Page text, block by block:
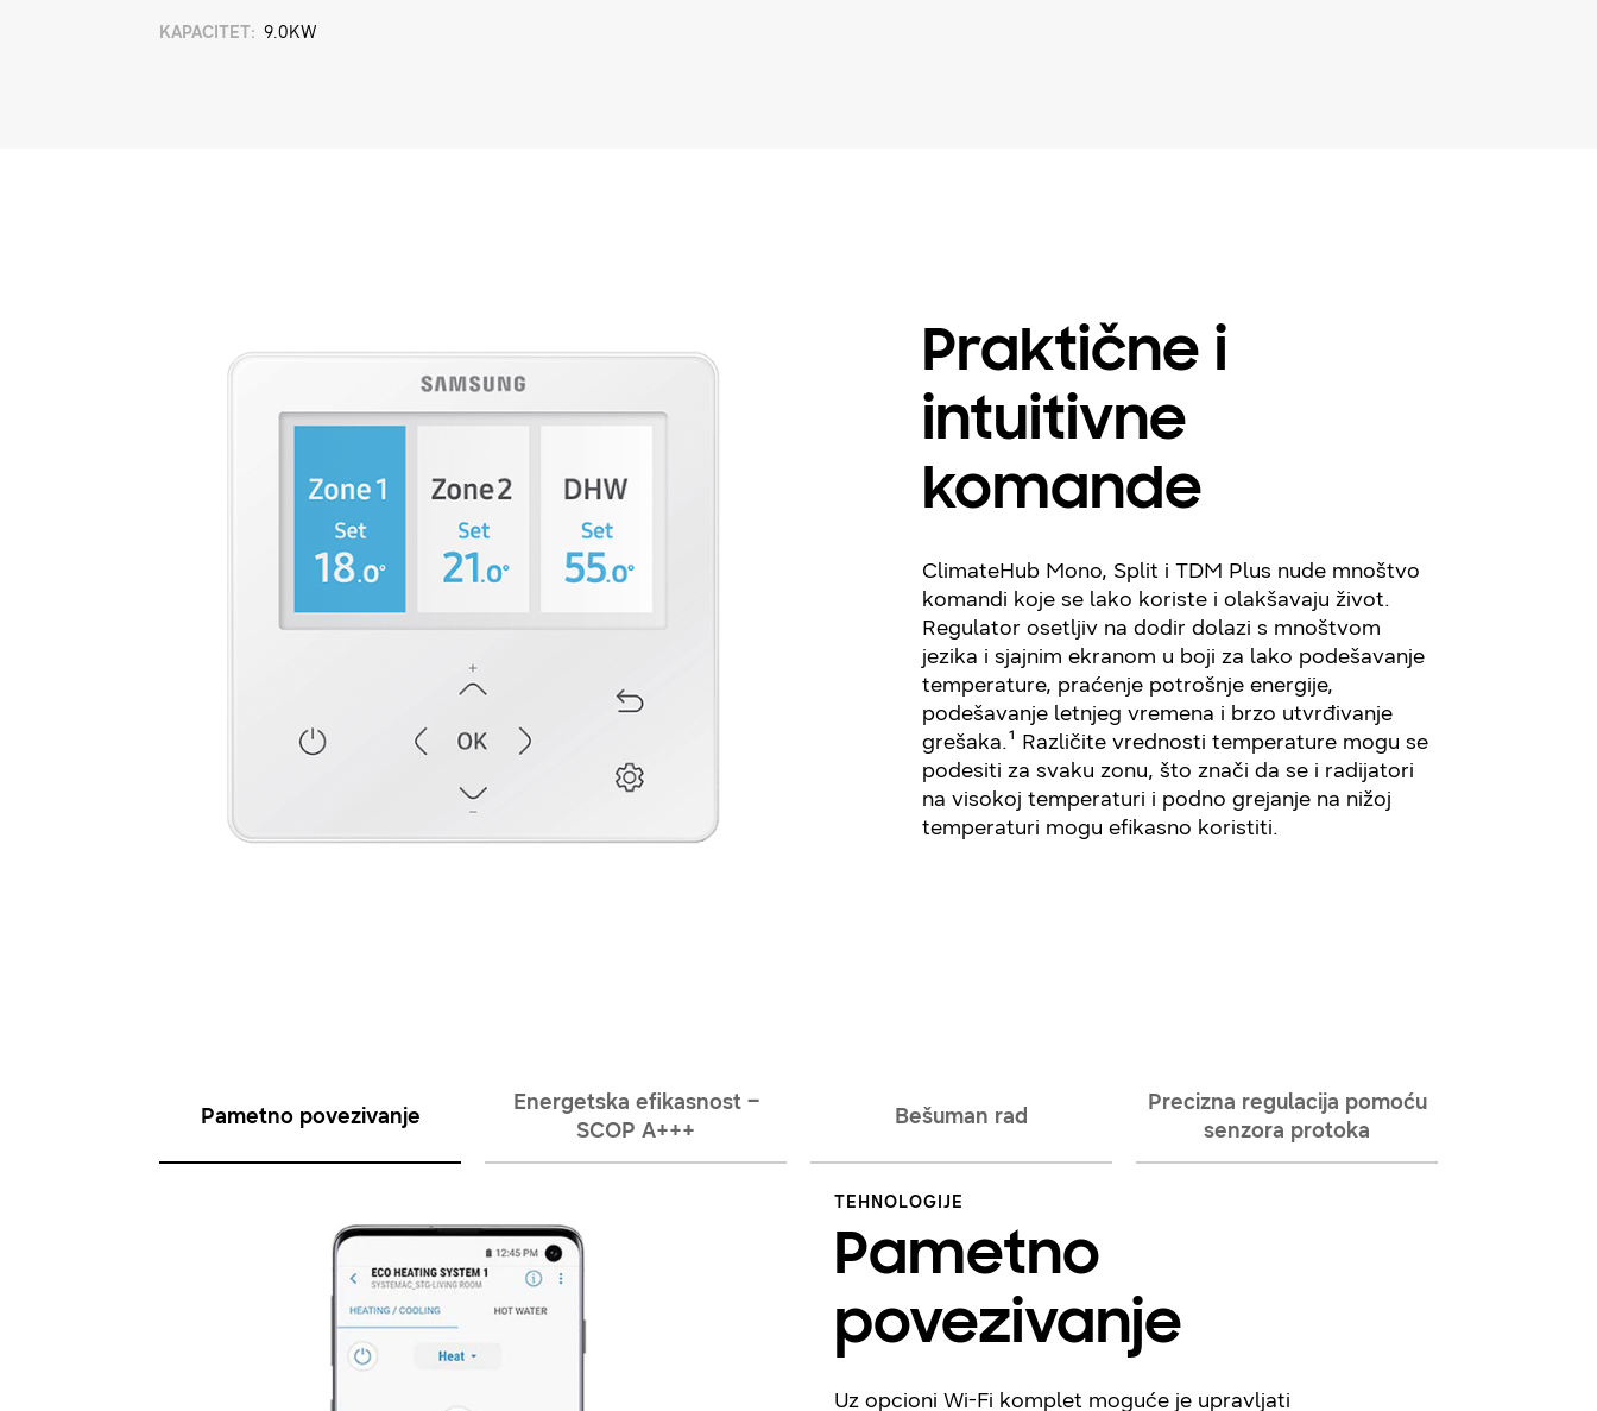
KAPACITET: 9.0KW
Praktične i
intuitivne
komande
ClimateHub Mono, Split i TDM Plus nude mnoštvo
komandi koje se lako koriste i olakšavaju život.
Regulator osetljiv na dodir dolazi s mnoštvom
jezika i sjajnim ekranom u boji za lako podešavanje
temperature, praćenje potrošnje energije,
podešavanje letnjeg vremena i brzo utvrđivanje
grešaka.¹ Različite vrednosti temperature mogu se
podesiti za svaku zonu, što znači da se i radijatori
na visokoj temperaturi i podno grejanje na nižoj
temperaturi mogu efikasno koristiti.
Pametno povezivanje
Energetska efikasnost –
SCOP A+++
Bešuman rad
Precizna regulacija pomoću
senzora protoka
TEHNOLOGIJE
Pametno
povezivanje
Uz opcioni Wi-Fi komplet moguće je upravljati